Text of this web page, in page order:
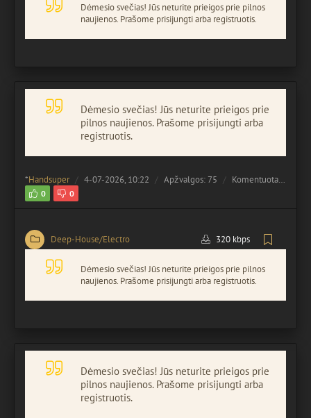
Dėmesio svečias! Jūs neturite prieigos prie pilnos
naujienos. Prašome prisijungti arba registruotis.
Dėmesio svečias! Jūs neturite prieigos prie
pilnos naujienos. Prašome prisijungti arba
registruotis.
*Handsuper 4-07-2026, 10:22 Apžvalgos: 75 Komentuota: 0
0 0
Deep-House/Electro 320 kbps
Dėmesio svečias! Jūs neturite prieigos prie pilnos
naujienos. Prašome prisijungti arba registruotis.
Dėmesio svečias! Jūs neturite prieigos prie
pilnos naujienos. Prašome prisijungti arba
registruotis.